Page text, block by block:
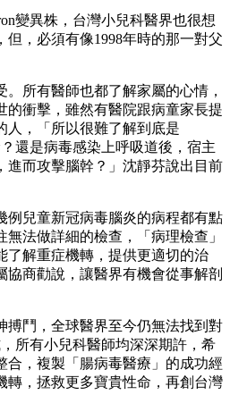
變異株，台灣小兒科醫界也很想
，必須有像1998年時的那一對父
所有醫師也都了解家屬的心情，
的衝擊，雖然有醫院跟病童家長提
人，「所以很難了解到底是
還是病毒感染上呼吸道後，宿主
進而攻擊腦幹？」沈靜芬說出目前
例兒童新冠病毒腦炎的病程都有點
法做詳細的檢查，「病理檢查」
了解重症機轉，提供更適切的治
協商勸說，讓醫界有機會從事解剖
搏鬥，全球醫界至今仍無法找到對
所有小兒科醫師均深深期許，希
合，複製「腸病毒醫療」的成功經
轉，拯救更多寶貴性命，再創台灣